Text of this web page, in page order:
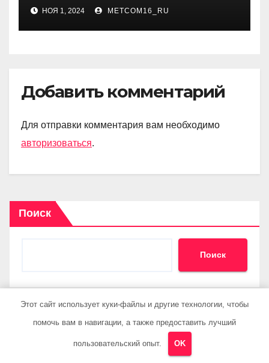
НОЯ 1, 2024 METCOM16_RU
Добавить комментарий
Для отправки комментария вам необходимо
авторизоваться.
Поиск
Поиск
Последние записи
Этот сайт использует куки-файлы и другие технологии, чтобы
помочь вам в навигации, а также предоставить лучший
пользовательский опыт. OK